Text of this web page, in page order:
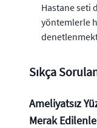
Hastane seti
yöntemlerle
Sıkça
Ameliyatsız
Merak